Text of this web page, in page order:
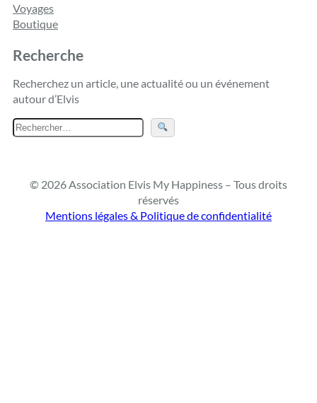
Voyages
Boutique
Recherche
Recherchez un article, une actualité ou un événement
autour d’Elvis
R
e
e
r
c
© 2026 Association Elvis My Happiness – Tous droits
réservés
Mentions légales & Politique de confidentialité